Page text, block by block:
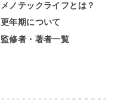
メノテックライフとは？
更年期について
監修者・著者一覧